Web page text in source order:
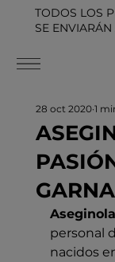
TODOS LOS
SE
28 oct 2020 1
personal
nacidos